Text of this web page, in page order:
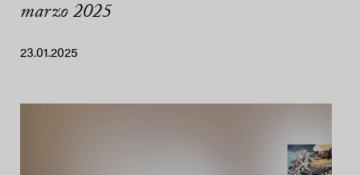
marzo 2025
23.01.2025